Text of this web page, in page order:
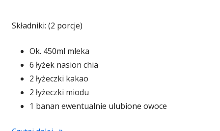
Składniki: (2 porcje)
Ok. 450ml mleka
6 łyżek nasion chia
2 łyżeczki kakao
2 łyżeczki miodu
1 banan ewentualnie ulubione owoce